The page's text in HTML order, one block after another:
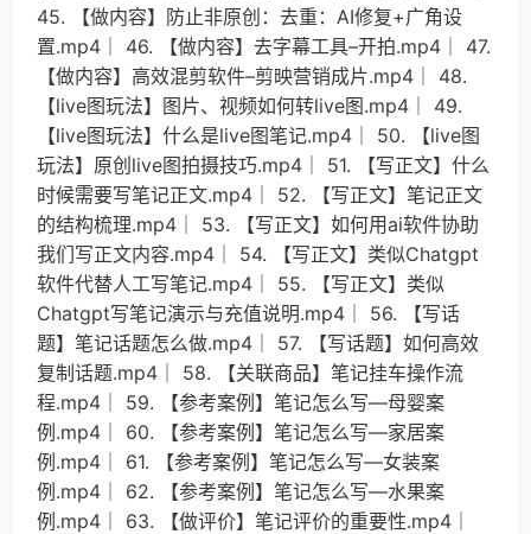
45. 【做内容】防止非原创：去重：AI修复+广角设
置.mp4│ 46. 【做内容】去字幕工具–开拍.mp4│ 47.
【做内容】高效混剪软件–剪映营销成片.mp4│ 48.
【live图玩法】图片、视频如何转live图.mp4│ 49.
【live图玩法】什么是live图笔记.mp4│ 50. 【live图
玩法】原创live图拍摄技巧.mp4│ 51. 【写正文】什么
时候需要写笔记正文.mp4│ 52. 【写正文】笔记正文
的结构梳理.mp4│ 53. 【写正文】如何用ai软件协助
我们写正文内容.mp4│ 54. 【写正文】类似Chatgpt
软件代替人工写笔记.mp4│ 55. 【写正文】类似
Chatgpt写笔记演示与充值说明.mp4│ 56. 【写话
题】笔记话题怎么做.mp4│ 57. 【写话题】如何高效
复制话题.mp4│ 58. 【关联商品】笔记挂车操作流
程.mp4│ 59. 【参考案例】笔记怎么写—母婴案
例.mp4│ 60. 【参考案例】笔记怎么写—家居案
例.mp4│ 61. 【参考案例】笔记怎么写—女装案
例.mp4│ 62. 【参考案例】笔记怎么写—水果案
例.mp4│ 63. 【做评价】笔记评价的重要性.mp4│